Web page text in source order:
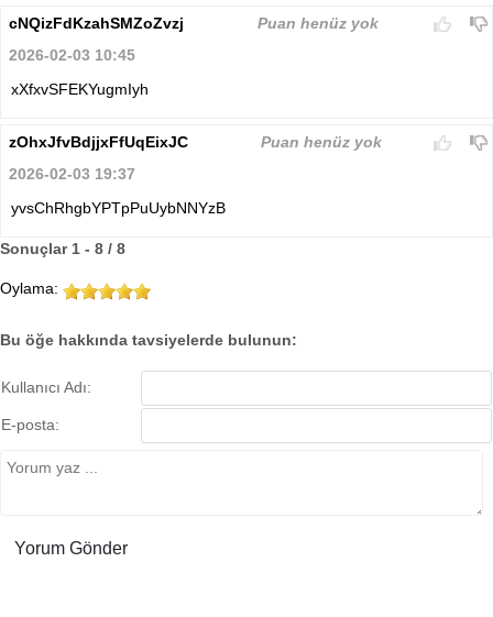
cNQizFdKzahSMZoZvzj
Puan henüz yok
2026-02-03 10:45
xXfxvSFEKYugmIyh
zOhxJfvBdjjxFfUqEixJC
Puan henüz yok
2026-02-03 19:37
yvsChRhgbYPTpPuUybNNYzB
Sonuçlar 1 - 8 / 8
Oylama:
Bu öğe hakkında tavsiyelerde bulunun:
Kullanıcı Adı:
E-posta: